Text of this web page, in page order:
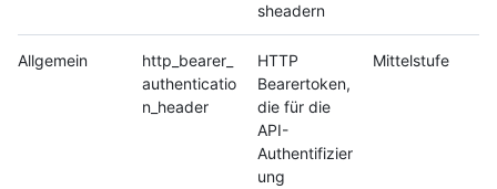
sheadern
Allgemein
http_bearer_
authenticatio
n_header
HTTP
Bearertoken,
die für die
API-
Authentifizier
ung
Mittelstufe